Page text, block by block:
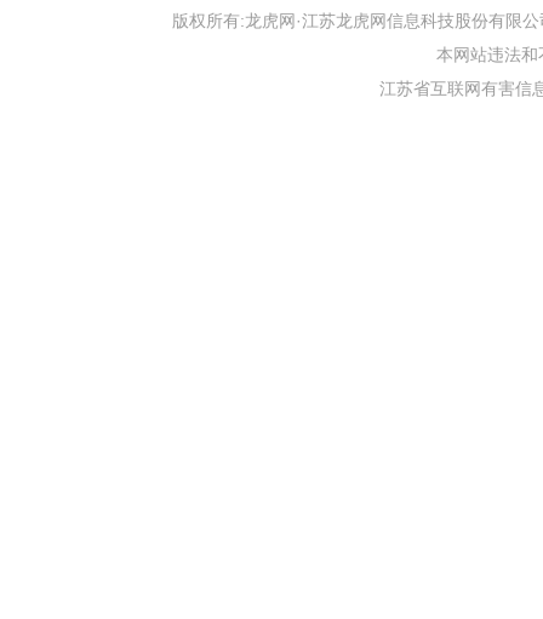
版权所有:龙虎网·江苏龙虎网信息科技股份有限
本网站违法
江苏省互联网有害